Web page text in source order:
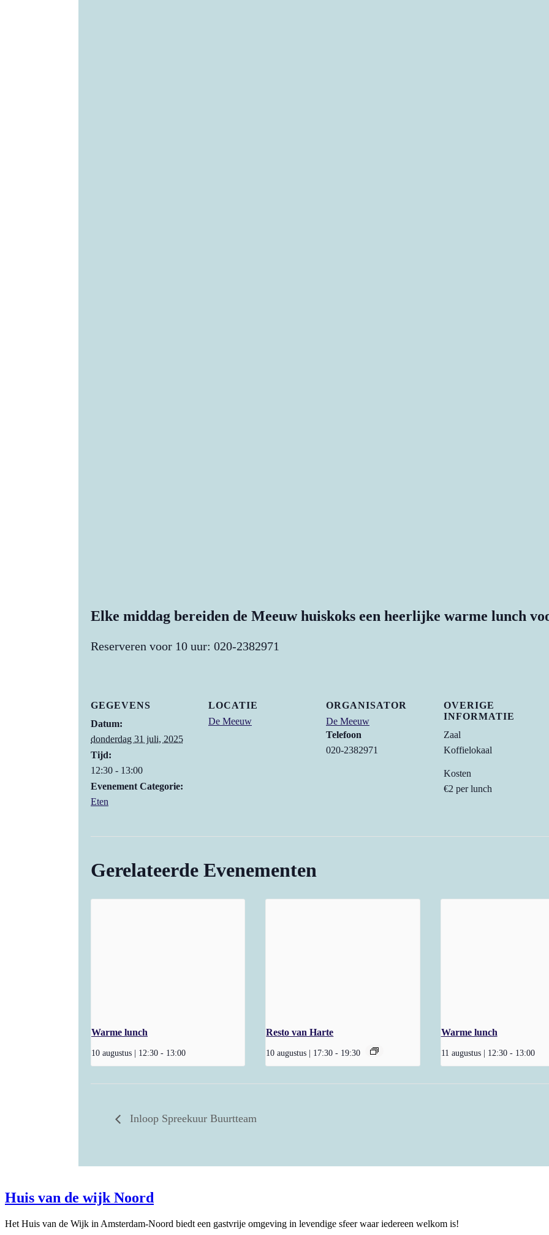
Elke middag bereiden de Meeuw huiskoks een heerlijke warme lunch
Reserveren voor 10 uur: 020-2382971
GEGEVENS
Datum:
donderdag 31 juli, 2025
Tijd:
12:30 - 13:00
Evenement Categorie:
Eten
LOCATIE
De Meeuw
ORGANISATOR
De Meeuw
Telefoon
020-2382971
OVERIGE
INFORMATIE
Zaal
Koffielokaal
Kosten
€2 per lunch
Gerelateerde Evenementen
Warme lunch
10 augustus | 12:30 - 13:00
Resto van Harte
10 augustus | 17:30 - 19:30
Warme lunch
11 augustus | 12:30 - 13:00
Inloop Spreekuur Buurtteam
Huis van de wijk Noord
Het Huis van de Wijk in Amsterdam-Noord biedt een gastvrije omgeving in levendige sfeer waar iedereen welkom is!